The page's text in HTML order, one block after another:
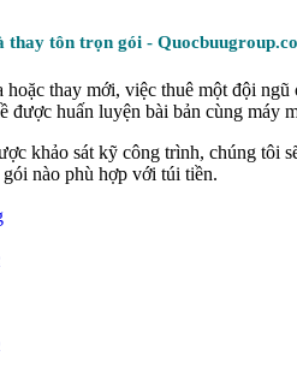
thay tôn trọn gói -
thay mới, việc thuê một đội
được huấn luyện bài bản cùng máy
khảo sát kỹ công trình, chúng tôi
nào phù hợp với túi tiền.